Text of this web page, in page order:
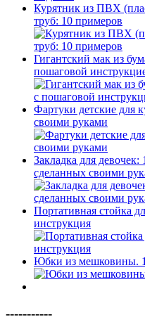
Курятник из ПВХ
труб: 10 примеров
Гигантский мак из
пошаговой
Фартуки детские для
своими руками
Закладка для
сделанных своими
Портативная стойка
инструкция
Юбки из мешковины.
-----------